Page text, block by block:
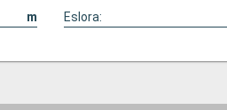
m Eslora: